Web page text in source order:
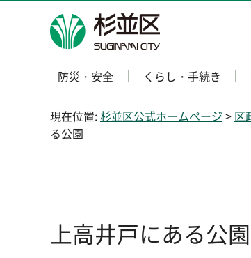
杉並区
防災・安全 くらし・手続き
現在位置:杉並区公式ホームページ > 区
る公園
上高井戸にある公園